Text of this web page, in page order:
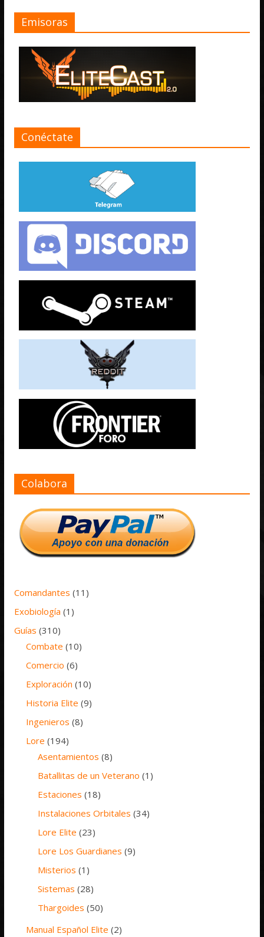
Emisoras
Conéctate
Colabora
Comandantes (11)
Exobiología (1)
Guías (310)
Combate (10)
Comercio (6)
Exploración (10)
Historia Elite (9)
Ingenieros (8)
Lore (194)
Asentamientos (8)
Batallitas de un Veterano (1)
Estaciones (18)
Instalaciones Orbitales (34)
Lore Elite (23)
Lore Los Guardianes (9)
Misterios (1)
Sistemas (28)
Thargoides (50)
Manual Español Elite (2)